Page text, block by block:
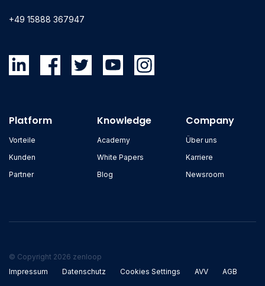
+49 15888 367947
Platform
Vorteile
Kunden
Partner
Knowledge
Academy
White Papers
Blog
Company
Über uns
Karriere
Newsroom
© Copyright 2026 zenloop
Impressum
Datenschutz Cookies Settings AVV AGB